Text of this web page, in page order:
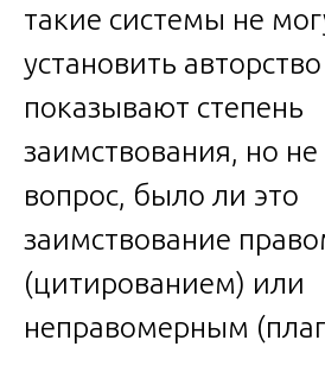
такие системы не
установить
показывают степень
заимствования, но
вопрос, было ли это
заимствование
(цитированием) или
неправомерным